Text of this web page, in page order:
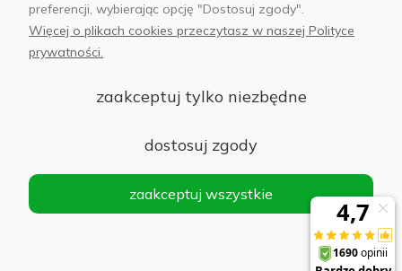
+48 797 971 275
© 2025 Wszelkie prawa zastrzeżone. Serwis własnością:
Sp. z o.o.
Siedziba: 02-486 WARSZAWA, Al. Jerozolimskie 176, NIP
1132646403 KRS nr 0000271999
preferencji, wybierając opcję "Dostosuj zgody".
Więcej o plikach cookies przeczytasz w naszej Polityce
prywatności.
zaakceptuj tylko niezbędne
dostosuj zgody
zaakceptuj wszystkie